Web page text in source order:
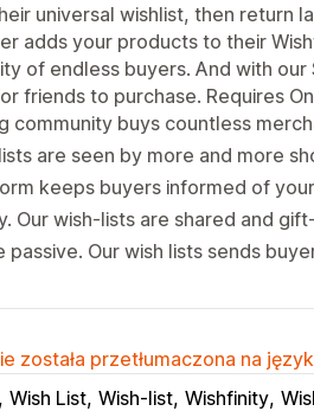
universal wishlist, then return
adds your products to their
of endless buyers. And with our
friends to purchase. Requires
community buys countless
are seen by more and more
keeps buyers informed of
Our wish-lists are shared and
Our wish lists sends
została przetłumaczona na
Wish List Wish-list Wishfinity